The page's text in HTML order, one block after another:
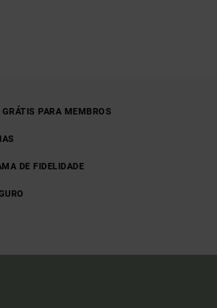
PARA MEMBROS
DE FIDELIDADE